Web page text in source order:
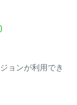
ョンが利用でき